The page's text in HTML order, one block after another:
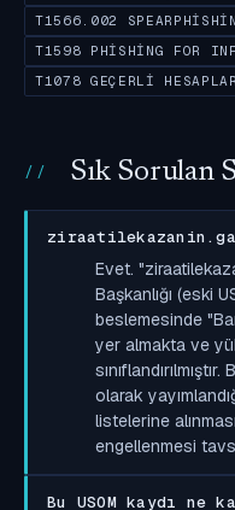
T1566.002
T1598 PHISHING FOR
T1078 GEÇERLI
Sık Sorulan
Evet.
Başkanlığı (eski
beslemesinde
yer almakta ve
olarak
listelerine
engellenmesi
Bu USOM kaydı